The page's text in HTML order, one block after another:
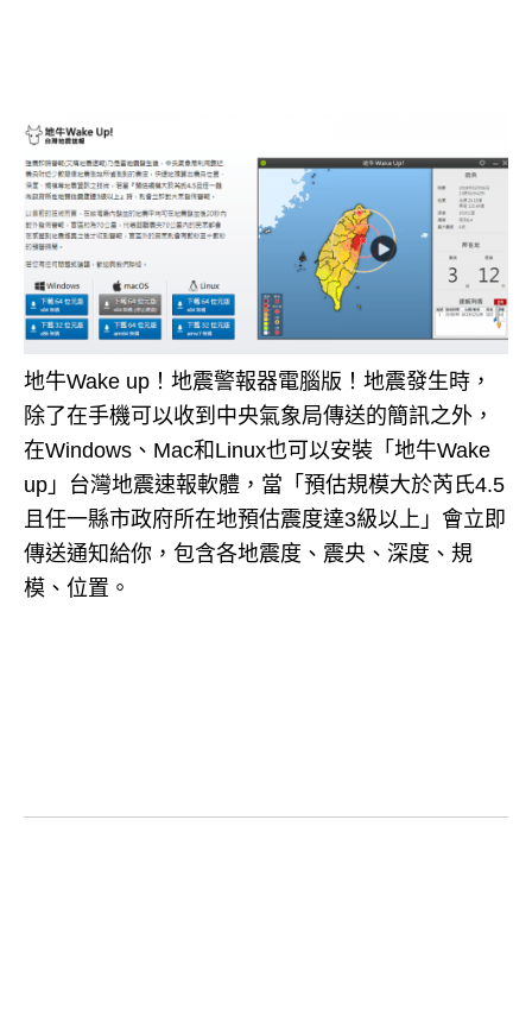
地牛Wake up！地震警報器電腦版！地震發生時，
除了在手機可以收到中央氣象局傳送的簡訊之外，
在Windows、Mac和Linux也可以安裝「地牛Wake
up」台灣地震速報軟體，當「預估規模大於芮氏4.5
且任一縣市政府所在地預估震度達3級以上」會立即
傳送通知給你，包含各地震度、震央、深度、規
模、位置。